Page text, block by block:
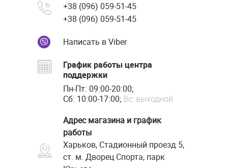
+38 (096) 059-51-45
+38 (096) 059-51-45
Написать в Viber
График работы центра
поддержки
Пн-Пт: 09:00-20:00;
Сб: 10:00-17:00; Вс: выходной
Адрес магазина и график
работы
Харьков, Стадионный проезд 5,
ст. м. Дворец Спорта, парк